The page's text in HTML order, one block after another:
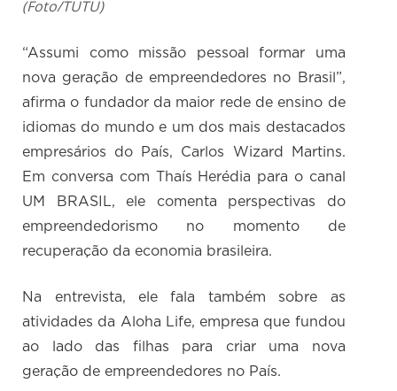
(Foto/TUTU)
“Assumi como missão pessoal formar uma
nova geração de empreendedores no Brasil”,
afirma o fundador da maior rede de ensino de
idiomas do mundo e um dos mais destacados
empresários do País, Carlos Wizard Martins.
Em conversa com Thaís Herédia para o canal
UM BRASIL, ele comenta perspectivas do
empreendedorismo no momento de
recuperação da economia brasileira.
Na entrevista, ele fala também sobre as
atividades da Aloha Life, empresa que fundou
ao lado das filhas para criar uma nova
geração de empreendedores no País.